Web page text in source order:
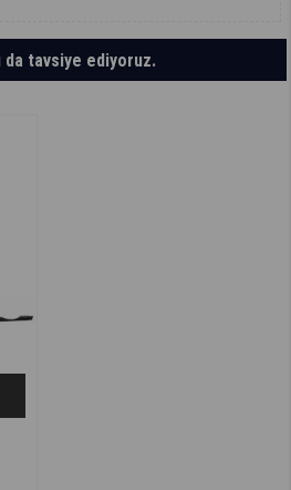
da tavsiye ediyoruz.